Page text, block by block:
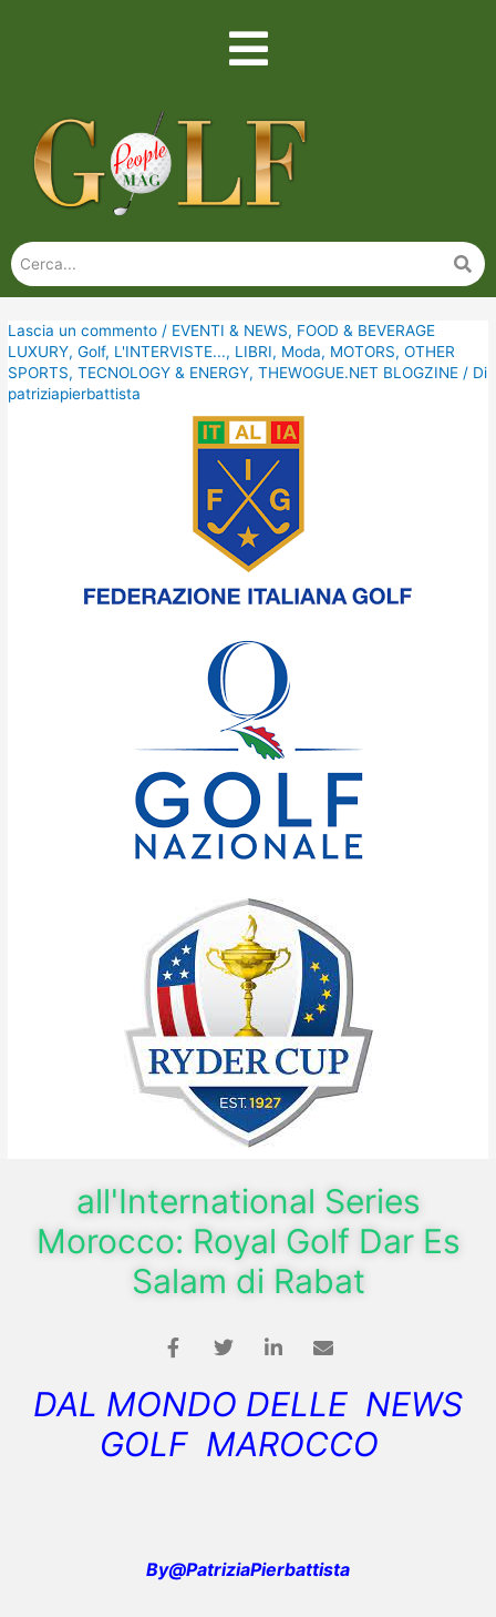
Lascia un commento / EVENTI & NEWS, FOOD & BEVERAGE
LUXURY,Golf, L'INTERVISTE..., LIBRI, Moda, MOTORS,OTHER
SPORTS,TECNOLOGY & ENERGY,THEWOGUE.NET BLOGZINE / Di
patriziapierbattista
all'International Series
Morocco: Royal Golf Dar Es
Salam di Rabat
DAL MONDO DELLE NEWS
GOLF MAROCCO
By@PatriziaPierbattista